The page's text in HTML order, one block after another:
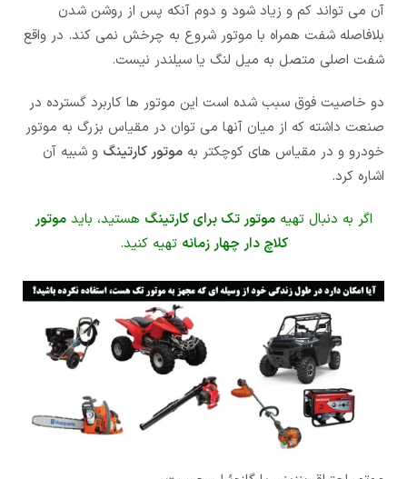
آن می تواند کم و زیاد شود و دوم آنکه پس از روشن شدن
بلافاصله شفت همراه با موتور شروع به چرخش نمی کند. در واقع
شفت اصلی متصل به میل لنگ یا سیلندر نیست.
دو خاصیت فوق سبب شده است این موتور ها کاربرد گسترده در
صنعت داشته که از میان آنها می توان در مقیاس بزرگ به موتور
خودرو و در مقیاس های کوچکتر به موتور کارتینگ و شبیه آن
اشاره کرد.
اگر به دنبال تهیه موتور تک برای کارتینگ هستید، باید موتور
کلاچ دار چهار زمانه تهیه کنید.